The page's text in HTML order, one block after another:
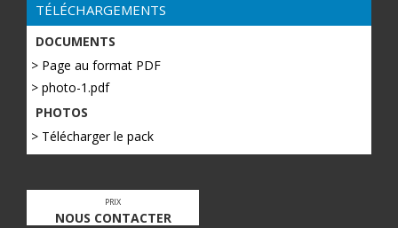
TÉLÉCHARGEMENTS
DOCUMENTS
> Page au format PDF
> photo-1.pdf
PHOTOS
> Télécharger le pack
PRIX
NOUS CONTACTER